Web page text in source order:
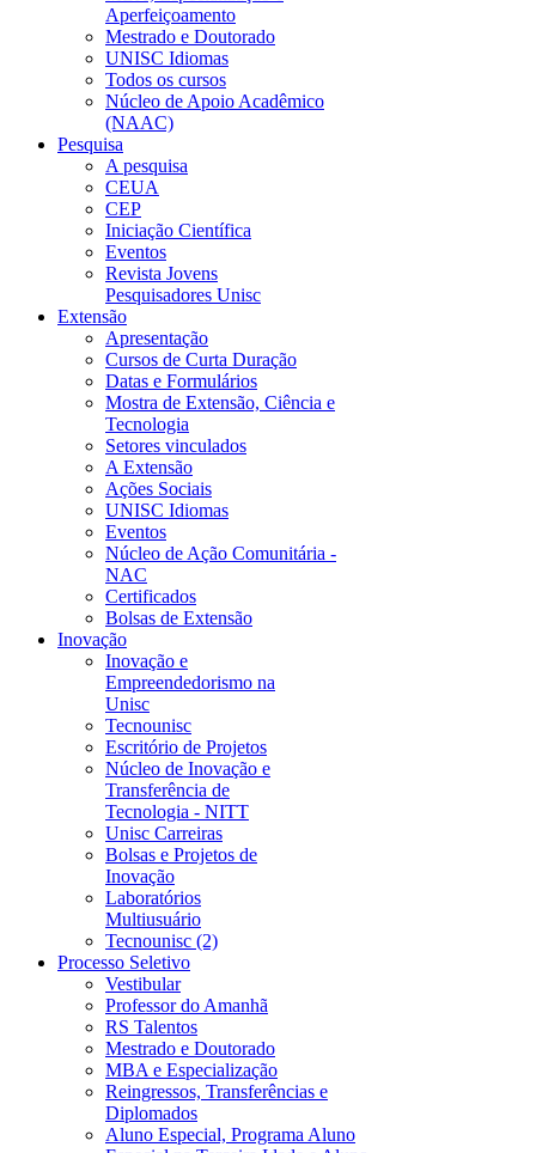
Aperfeiçoamento
Mestrado e Doutorado
UNISC Idiomas
Todos os cursos
Núcleo de Apoio Acadêmico
(NAAC)
Pesquisa
A pesquisa
CEUA
CEP
Iniciação Científica
Eventos
Revista Jovens
Pesquisadores Unisc
Extensão
Apresentação
Cursos de Curta Duração
Datas e Formulários
Mostra de Extensão, Ciência e
Tecnologia
Setores vinculados
A Extensão
Ações Sociais
UNISC Idiomas
Eventos
Núcleo de Ação Comunitária -
NAC
Certificados
Bolsas de Extensão
Inovação
Inovação e
Empreendedorismo na
Unisc
Tecnounisc
Escritório de Projetos
Núcleo de Inovação e
Transferência de
Tecnologia - NITT
Unisc Carreiras
Bolsas e Projetos de
Inovação
Laboratórios
Multiusuário
Tecnounisc (2)
Processo Seletivo
Vestibular
Professor do Amanhã
RS Talentos
Mestrado e Doutorado
MBA e Especialização
Reingressos, Transferências e
Diplomados
Aluno Especial, Programa Aluno